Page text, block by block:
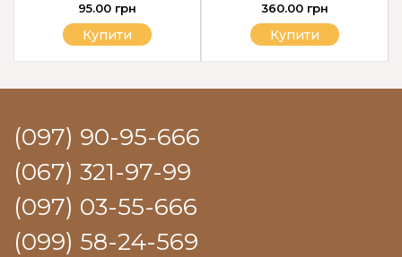
360.00 грн
Купити
95.00 грн
Купити
(097) 90-95-666
(067) 321-97-99
(097) 03-55-666
(099) 58-24-569